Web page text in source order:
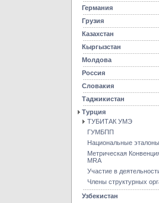
Германия
Грузия
Казахстан
Кыргызстан
Молдова
Россия
Словакия
Таджикистан
Турция
ТУБИТАК УМЭ
ГУМБПП
Национальные эталоны
Метрическая
MRA
Участие в
Члены структурных
Узбекистан